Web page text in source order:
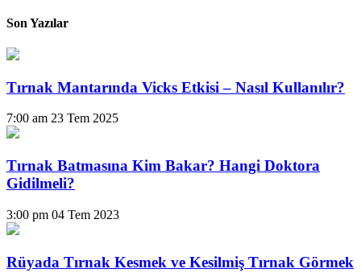
Son Yazılar
Tırnak Mantarında Vicks Etkisi – Nasıl Kullanılır?
7:00 am 23 Tem 2025
Tırnak Batmasına Kim Bakar? Hangi Doktora
Gidilmeli?
3:00 pm 04 Tem 2023
Rüyada Tırnak Kesmek ve Kesilmiş Tırnak Görmek